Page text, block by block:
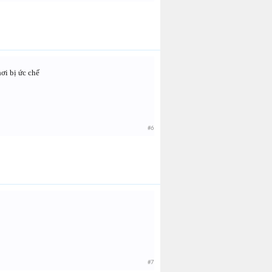
bị ức chế
#6
#7